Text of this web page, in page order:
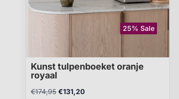
Kunst tulpenboeket oranje
royaal
€174,95 €131,20
25% Sale